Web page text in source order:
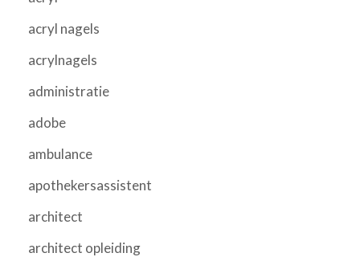
acryl nagels
acrylnagels
administratie
adobe
ambulance
apothekersassistent
architect
architect opleiding